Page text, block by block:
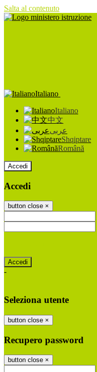
Salta al contenuto
Italiano
Italiano
中文
عربى
Shqiptare
Română
Accedi
Accedi
button close ×
-
Seleziona utente
button close ×
Recupero password
button close ×